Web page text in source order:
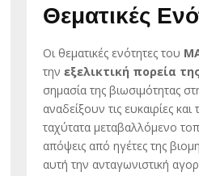
Θεματικές
Οι θεματικές ενότητες του
την εξελικτική πορεία
σημασία της βιωσιμότητας
αναδείξουν τις ευκαιρίες
ταχύτατα μεταβαλλόμενο
απόψεις από ηγέτες της
αυτή την ανταγωνιστική